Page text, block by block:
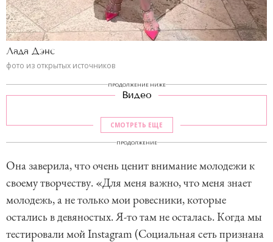
Лада Дэнс
фото из открытых источников
ПРОДОЛЖЕНИЕ НИЖЕ
Видео
СМОТРЕТЬ ЕЩЕ
ПРОДОЛЖЕНИЕ
Она заверила, что очень ценит внимание молодежи к
своему творчеству. «Для меня важно, что меня знает
молодежь, а не только мои ровесники, которые
остались в девяностых. Я-то там не осталась. Когда мы
тестировали мой Instagram (Социальная сеть признана